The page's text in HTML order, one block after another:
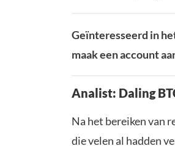
Geïnteresseerd in
maak een account
Analist: Daling
Na het bereiken van
die velen al hadden